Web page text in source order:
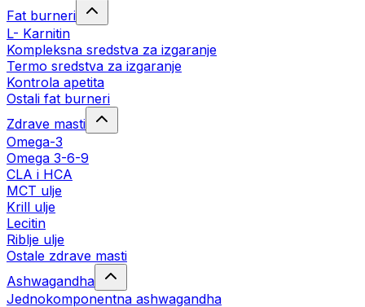
Fat burneri
L- Karnitin
Kompleksna sredstva za izgaranje
Termo sredstva za izgaranje
Kontrola apetita
Ostali fat burneri
Zdrave masti
Omega-3
Omega 3-6-9
CLA i HCA
MCT ulje
Krill ulje
Lecitin
Riblje ulje
Ostale zdrave masti
Ashwagandha
Jednokomponentna ashwagandha